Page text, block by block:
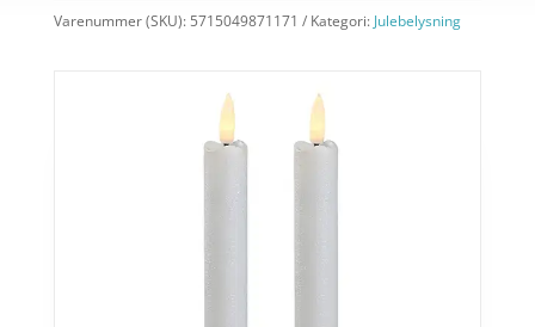
Varenummer (SKU): 5715049871171 Kategori: Julebelysning